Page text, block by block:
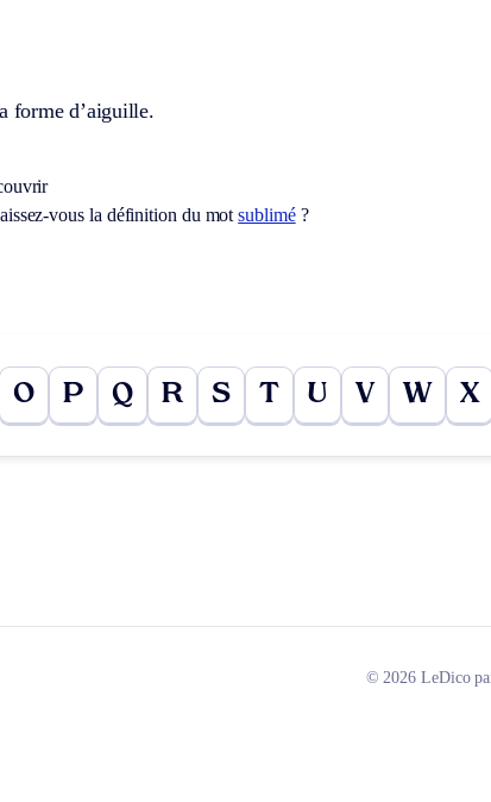
forme d’aiguille.
vous la définition du motsublimé?
O P Q R S T U V W X
© 2026 LeDico